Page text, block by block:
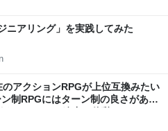
アリング」を実践してみた
アクションRPGが上位互換みたい
制RPGにはターン制の良さがある
られたり、途中で休憩したりでき
すか もっとターン制を煮詰めて欲